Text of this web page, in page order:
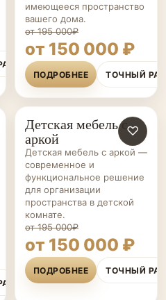
имеющееся пространство
вашего дома.
от 195 000₽
от 150 000 ₽
ПОДРОБНЕЕ ТОЧНЫЙ
МЕБЕЛЬ ДЛЯ
ДЕТСКОЙ НА ЗАКАЗ
♡
Детская мебель с
аркой
Детская мебель с аркой —
современное и
функциональное решение
для организации
пространства в детской
комнате.
от 195 000₽
от 150 000 ₽
ПОДРОБНЕЕ ТОЧНЫЙ